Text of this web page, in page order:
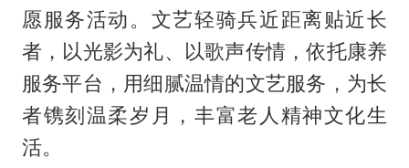
愿服务活动。文艺轻骑兵近距离贴近长
者，以光影为礼、以歌声传情，依托康养
服务平台，用细腻温情的文艺服务，为长
者镌刻温柔岁月，丰富老人精神文化生
活。